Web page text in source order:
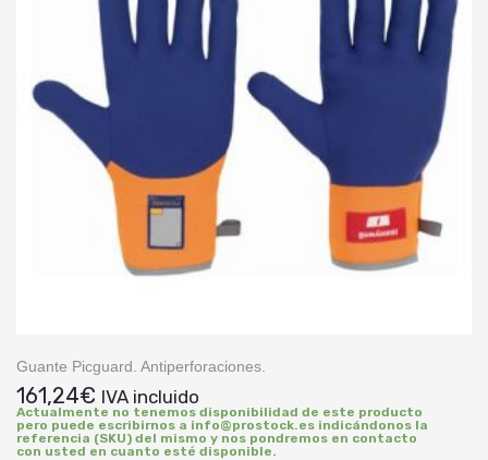
Guante Picguard. Antiperforaciones.
161,24€ IVA incluido
Actualmente no tenemos disponibilidad de este producto
pero puede escribirnos a info@prostock.es indicándonos la
referencia (SKU) del mismo y nos pondremos en contacto
con usted en cuanto esté disponible.